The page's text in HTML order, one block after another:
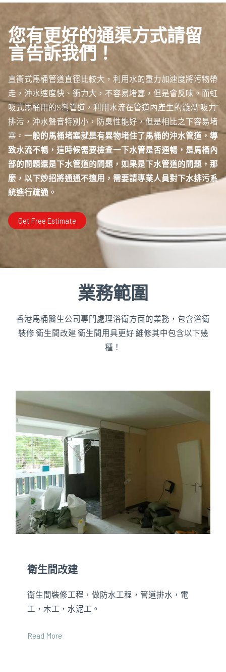
您有更好的通渠方式請留
言告訴我們！
直衝式馬桶管道直徑比較大，利用水的重力加速度將污物帶
走，沖水速度快、衝力大，不容易堵塞，但是會反味。而虹
吸式馬桶用的S彎管道，利用水流在管道內產生的漩渦“吸力”
排污，沖水聲音特別小，防臭性能好，但是相比之下容易堵
塞。 一般的馬桶堵塞就是有異物堵住了馬桶的沖水管道，導
致水流不暢，這時候需要檢查一下水管是否通暢，是馬桶內
部的問題還是下水管道的問題，如果是下水管道的問題，那
麼，以下妙招將通通不適用，需要請專業人員對下水排污系
統進行疏通。
Get Free Estimate
業務範圍
香港馬桶醫生公司專門處理浴衛方面的業務，包含浴衛
裝修 衛生間改建 衛生間用具更好 維修其中包含以下幾
種！
衛生間改建
衛生間裝修工程，做防水工程，管道排水，電
工，木工，水泥工。
Read More